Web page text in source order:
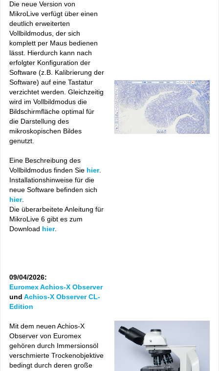
Die neue Version von
MikroLive verfügt über einen
deutlich erweiterten
Vollbildmodus, der sich
komplett per Maus bedienen
lässt. Hierdurch kann nach
erfolgter Konfiguration der
Software (z.B. Kalibrierung der
Software) auf eine Tastatur
verzichtet werden. Gleichzeitig
wird im Vollbildmodus die
Bildschirmfläche optimal für
die Darstellung des
mikroskopischen Bildes
genutzt.
Eine Beschreibung des
Vollbildmodus finden Sie hier.
Installationshinweise für die
neue Software befinden sich
hier.
Die überarbeitete Anleitung für
MikroLive 6 gibt es zum
Download hier.
09/04/2026:
Euromex Achios-X Observer
und Achios-X Observer CL-
Edition
Mit dem neuen Achios-X
Observer von Euromex
gehören durch Immersionsöl
verschmierte Trockenobjektive
bedingt durch deren große